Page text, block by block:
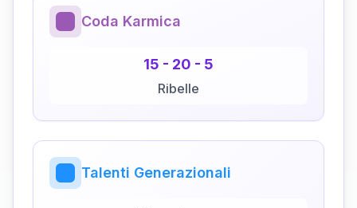
Coda Karmica
15 - 20 - 5
Ribelle
Talenti Generazionali